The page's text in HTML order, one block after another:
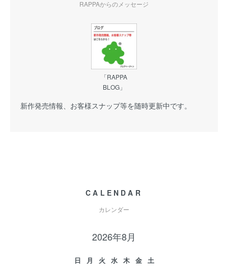
RAPPAからのメッセージ
「RAPPA
BLOG」
新作発売情報、お客様スナップ等を随時更新中です。
CALENDAR
カレンダー
2026年8月
日 月 火 水 木 金
土